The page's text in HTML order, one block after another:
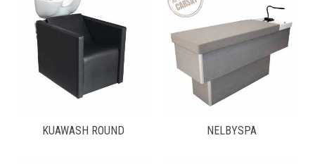
KUAWASH ROUND NELBYSPA